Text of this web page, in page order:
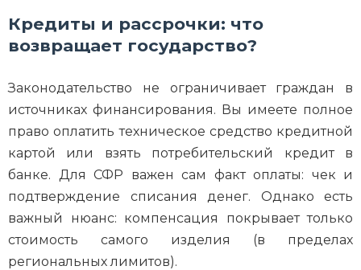
Кредиты и рассрочки: что
возвращает государство?
Законодательство не ограничивает граждан в
источниках финансирования. Вы имеете полное
право оплатить техническое средство кредитной
картой или взять потребительский кредит в
банке. Для СФР важен сам факт оплаты: чек и
подтверждение списания денег. Однако есть
важный нюанс: компенсация покрывает только
стоимость самого изделия (в пределах
региональных лимитов).